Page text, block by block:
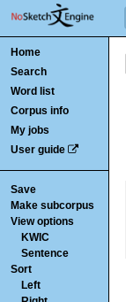
Home
Search
Word list
Corpus info
My jobs
User guide
Save
Make subcorpus
View options
KWIC
Sentence
Sort
Left